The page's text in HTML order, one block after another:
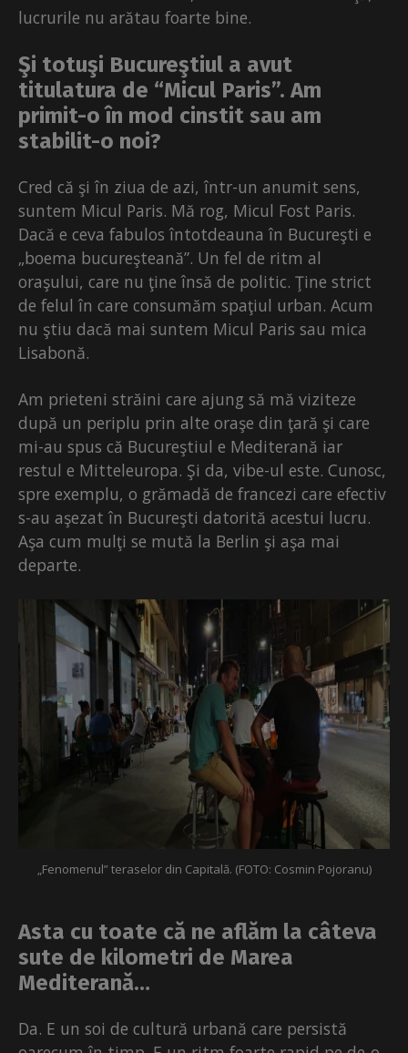
lucrurile nu arătau foarte bine.
Şi totuşi Bucureştiul a avut
titulatura de “Micul Paris”. Am
primit-o în mod cinstit sau am
stabilit-o noi?
Cred că şi în ziua de azi, într-un anumit sens,
suntem Micul Paris. Mă rog, Micul Fost Paris.
Dacă e ceva fabulos întotdeauna în Bucureşti e
„boema bucureşteană”. Un fel de ritm al
oraşului, care nu ţine însă de politic. Ţine strict
de felul în care consumăm spaţiul urban. Acum
nu ştiu dacă mai suntem Micul Paris sau mica
Lisabonă.
Am prieteni străini care ajung să mă viziteze
după un periplu prin alte oraşe din ţară şi care
mi-au spus că Bucureştiul e Mediterană iar
restul e Mitteleuropa. Şi da, vibe-ul este. Cunosc,
spre exemplu, o grămadă de francezi care efectiv
s-au aşezat în Bucureşti datorită acestui lucru.
Aşa cum mulţi se mută la Berlin şi aşa mai
departe.
„Fenomenul” teraselor din Capitală. (FOTO: Cosmin Pojoranu)
Asta cu toate că ne aflăm la câteva
sute de kilometri de Marea
Mediterană…
Da. E un soi de cultură urbană care persistă